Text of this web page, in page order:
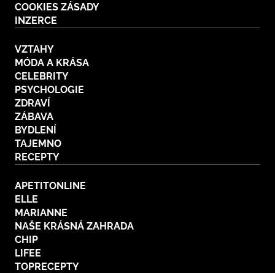
COOKIES ZÁSADY
INZERCE
VZTAHY
MÓDA A KRÁSA
CELEBRITY
PSYCHOLOGIE
ZDRAVÍ
ZÁBAVA
BYDLENÍ
TAJEMNO
RECEPTY
APETITONLINE
ELLE
MARIANNE
NAŠE KRÁSNÁ ZAHRADA
CHIP
LIFEE
TOPRECEPTY